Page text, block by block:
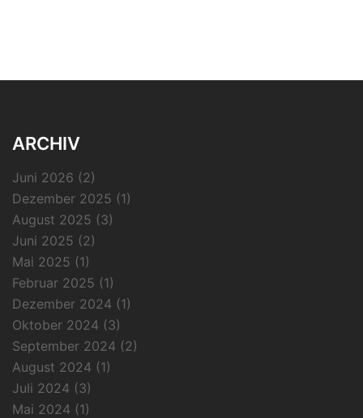
ARCHIV
Juni 2026 (2)
Dezember 2025 (1)
August 2025 (3)
Juni 2025 (2)
Mai 2025 (1)
Februar 2025 (1)
Dezember 2024 (1)
Oktober 2024 (3)
September 2024 (2)
August 2024 (1)
Juli 2024 (3)
Mai 2024 (1)